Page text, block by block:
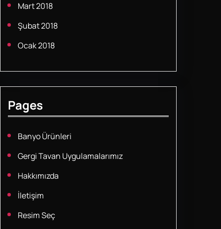
Mart 2018
Şubat 2018
Ocak 2018
Pages
Banyo Ürünleri
Gergi Tavan Uygulamalarımız
Hakkımızda
İletişim
Resim Seç